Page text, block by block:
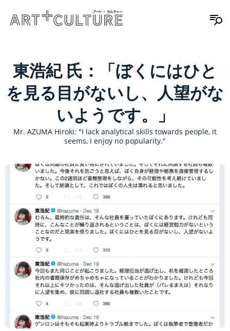
東浩紀 氏：「ぼくにはひと
を見る目がないし、人望がな
いようです。」
Mr. AZUMA Hiroki: "I lack analytical skills towards people, it
seems, I enjoy no popularity."